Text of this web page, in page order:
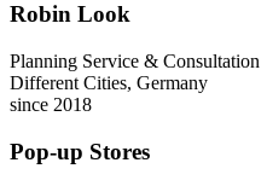
Robin Look
Planning Service & Consultation
Different Cities, Germany
since 2018
Pop-up Stores